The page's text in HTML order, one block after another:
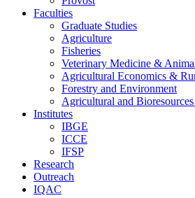
Faculties
Graduate Studies
Agriculture
Fisheries
Veterinary Medicine &
Agricultural Economics &
Forestry and Environment
Agricultural and
Institutes
IBGE
ICCE
IFSP
Research
Outreach
IQAC